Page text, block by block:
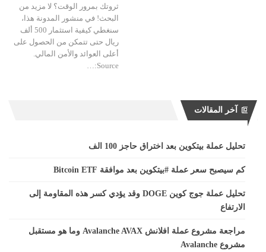
ثروتك بمرور الوقت؟ لا مزيد من
البحث! في منشور المدونة هذا،
سنغطي كيفية استثمار 500 ألف
ريال حتى تتمكن من الحصول على
أعلى العوائد والأمن المالي.
Source:…
آخر المقالات
تحليل عملة بيتكوين بعد اختراق حاجز 100 الف
كم سيصبح سعر عملة #بيتكوين بعد موافقة Bitcoin ETF
تحليل عملة جوج كوين DOGE وقد يؤدي كسر هذه المقاومة إلى
الارتفاع
مراجعة مشروع عملة افلانش Avalanche AVAX وما هو مستقبل
مشروع Avalanche